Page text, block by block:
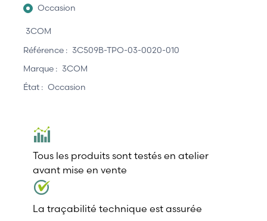
Occasion
3COM
Référence : 3C509B-TPO-03-0020-010
Marque : 3COM
État : Occasion
Tous les produits sont testés en atelier
avant mise en vente
La traçabilité technique est assurée